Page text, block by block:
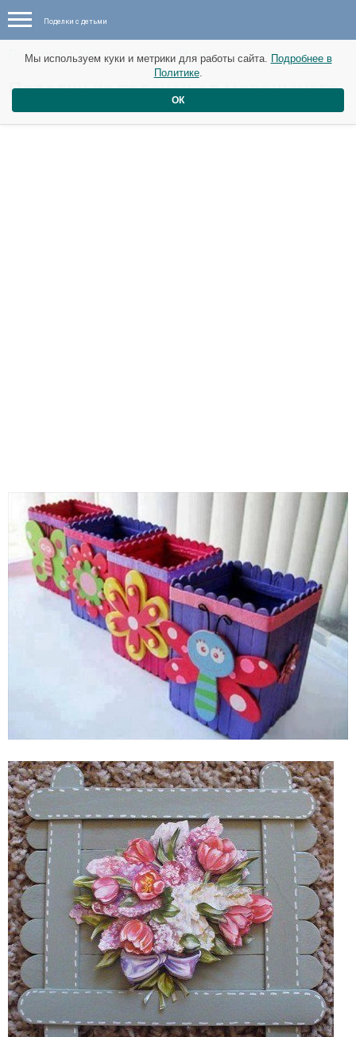
Поделки с детьми
Поделки с детьми - идеи - 04 марта
Поделки из палочек от мороженого
Мы используем куки и метрики для работы сайта. Подробнее в
Политике.
ОК